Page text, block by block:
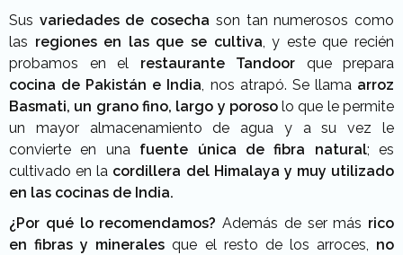
Sus variedades de cosecha son tan numerosos como
las regiones en las que se cultiva, y este que recién
probamos en el restaurante Tandoor que prepara
cocina de Pakistán e India, nos atrapó. Se llama arroz
Basmati, un grano fino, largo y porosolo que le permite
un mayor almacenamiento de agua y a su vez le
convierte en una fuente única de fibra natural; es
cultivado en la cordillera del Himalaya y muy utilizado
en las cocinas de India.
¿Por qué lo recomendamos? Además de ser más rico
en fibras y minerales que el resto de los arroces, no